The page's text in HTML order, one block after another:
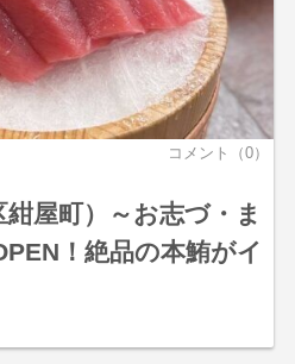
コメント（0）
屋町）～お志づ・ま
！絶品の本鮪がイ